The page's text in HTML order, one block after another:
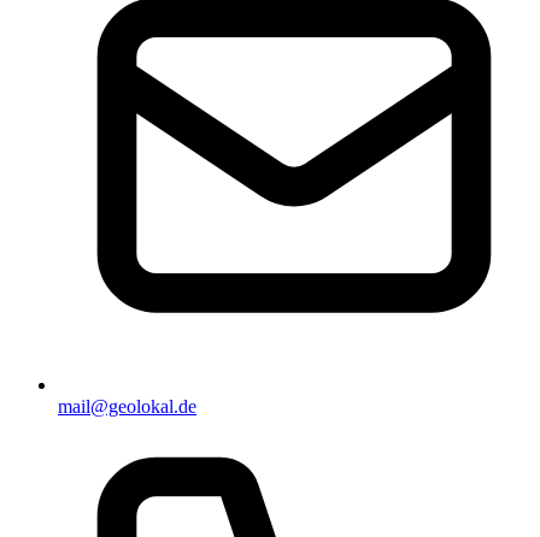
mail@geolokal.de